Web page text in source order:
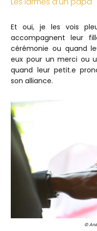
Et oui, je les vois
accompagnent leur
cérémonie ou quand
eux pour un merci ou
quand leur petit.e
son alliance.
©